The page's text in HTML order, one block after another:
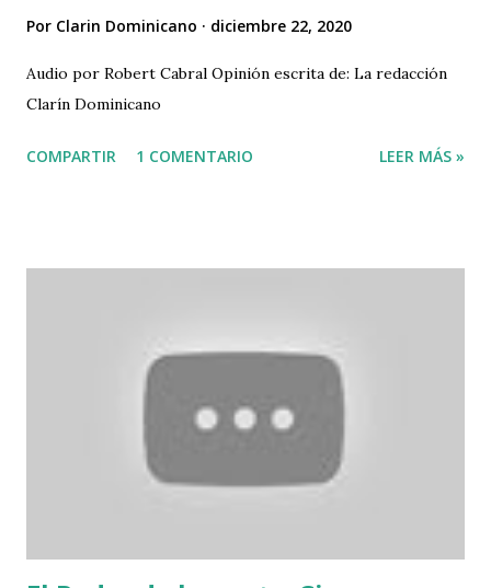
Por Clarin Dominicano diciembre 22, 2020
Audio por Robert Cabral Opinión escrita de: La redacción
Clarín Dominicano
COMPARTIR 1 COMENTARIO LEER MÁS »